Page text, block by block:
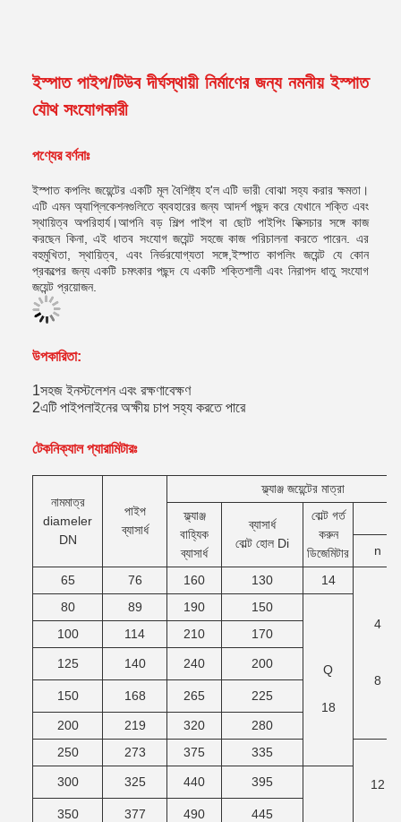
ইস্পাত পাইপ/টিউব দীর্ঘস্থায়ী নির্মাণের জন্য নমনীয় ইস্পাত
যৌথ সংযোগকারী
পণ্যের বর্ণনাঃ
ইস্পাত কপলিং জয়েন্টের একটি মূল বৈশিষ্ট্য হ'ল এটি ভারী বোঝা সহ্য করার ক্ষমতা।
এটি এমন অ্যাপ্লিকেশনগুলিতে ব্যবহারের জন্য আদর্শ পছন্দ করে যেখানে শক্তি এবং
স্থায়িত্ব অপরিহার্য।আপনি বড় শিল্প পাইপ বা ছোট পাইপিং ফিক্সচার সঙ্গে কাজ
করছেন কিনা, এই ধাতব সংযোগ জয়েন্ট সহজে কাজ পরিচালনা করতে পারেন. এর
বহুমুখিতা, স্থায়িত্ব, এবং নির্ভরযোগ্যতা সঙ্গে,ইস্পাত কাপলিং জয়েন্ট যে কোন
প্রকল্পের জন্য একটি চমৎকার পছন্দ যে একটি শক্তিশালী এবং নিরাপদ ধাতু সংযোগ
জয়েন্ট প্রয়োজন.
উপকারিতা:
1সহজ ইনস্টলেশন এবং রক্ষণাবেক্ষণ
2এটি পাইপলাইনের অক্ষীয় চাপ সহ্য করতে পারে
টেকনিক্যাল প্যারামিটারঃ
নামমাত্র
diameler
DN
পাইপ
ব্যাসার্ধ
ফ্ল্যাঞ্জ জয়েন্টের মাত্রা
ফ্ল্যাঞ্জ
বাহ্যিক
ব্যাসার্ধ
ব্যাসার্ধ
বোল্ট হোল Di
বোল্ট গর্ত
করুন
ডিজেমিটার
n
65 76 160 130 14
4
8
80 89 190 150
Q
18
100 114 210 170
125 140 240 200
150 168 265 225
200 219 320
280
250
273 375 335
12
300 325 440 395
350 377 490 445